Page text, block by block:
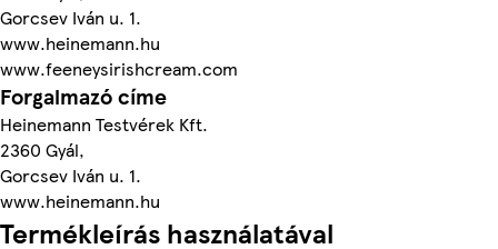
Gorcsev Iván u. 1.
www.heinemann.hu
www.feeneysirishcream.com
Forgalmazó címe
Heinemann Testvérek Kft.
2360 Gyál,
Gorcsev Iván u. 1.
www.heinemann.hu
Termékleírás használatával